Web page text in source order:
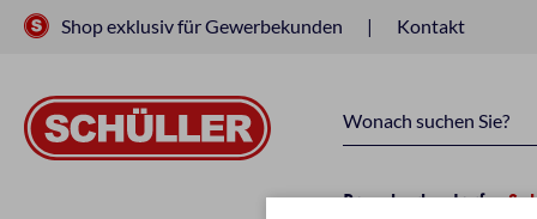
Shop exklusiv für Gewerbekunden Kontakt
Raucherbedarf